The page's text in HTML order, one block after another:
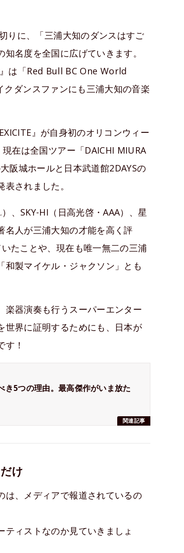
りに、「三浦大知のダンスはすご
名度を全国に広げていきます。
は「Red Bull BC One World
ダンスファンにも三浦大知の音楽
』が自身初のオリコンウィー
在は全国ツアー「DAICHI MIURA
阪城ホールと日本武道館2DAYSの
されました。
、SKY-HI（日高光啓・AAA）、星
名人が三浦大知の才能を高く評
たことや、現在も唯一無二の三浦
和製マイケル・ジャクソン」とも
楽器演奏も行うスーパーエンター
世界に証明するためにも、日本が
！
関連記事
5つの理由。最高傑作がいま放た
け
は、メディアで報道されているの
ィストなのか見ていきましょ